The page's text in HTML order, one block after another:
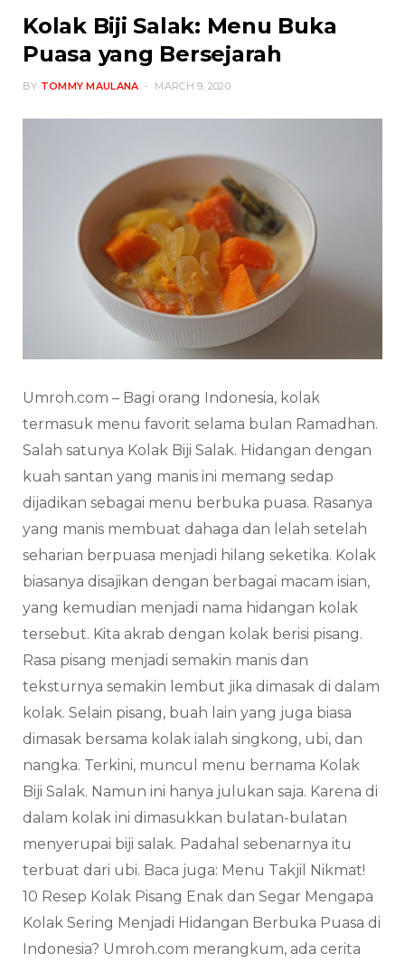
Kolak Biji Salak: Menu Buka
Puasa yang Bersejarah
BY TOMMY MAULANA MARCH 9, 2020
Umroh.com – Bagi orang Indonesia, kolak
termasuk menu favorit selama bulan Ramadhan.
Salah satunya Kolak Biji Salak. Hidangan dengan
kuah santan yang manis ini memang sedap
dijadikan sebagai menu berbuka puasa. Rasanya
yang manis membuat dahaga dan lelah setelah
seharian berpuasa menjadi hilang seketika. Kolak
biasanya disajikan dengan berbagai macam isian,
yang kemudian menjadi nama hidangan kolak
tersebut. Kita akrab dengan kolak berisi pisang.
Rasa pisang menjadi semakin manis dan
teksturnya semakin lembut jika dimasak di dalam
kolak. Selain pisang, buah lain yang juga biasa
dimasak bersama kolak ialah singkong, ubi, dan
nangka. Terkini, muncul menu bernama Kolak
Biji Salak. Namun ini hanya julukan saja. Karena di
dalam kolak ini dimasukkan bulatan-bulatan
menyerupai biji salak. Padahal sebenarnya itu
terbuat dari ubi. Baca juga: Menu Takjil Nikmat!
10 Resep Kolak Pisang Enak dan Segar Mengapa
Kolak Sering Menjadi Hidangan Berbuka Puasa di
Indonesia? Umroh.com merangkum, ada cerita